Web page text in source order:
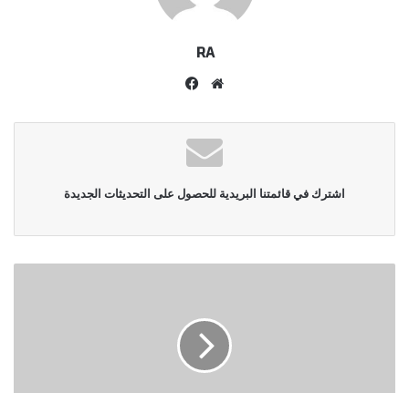
RA
موقع
اشترك في قائمتنا البريدية للحصول على التحديثات الجديدة